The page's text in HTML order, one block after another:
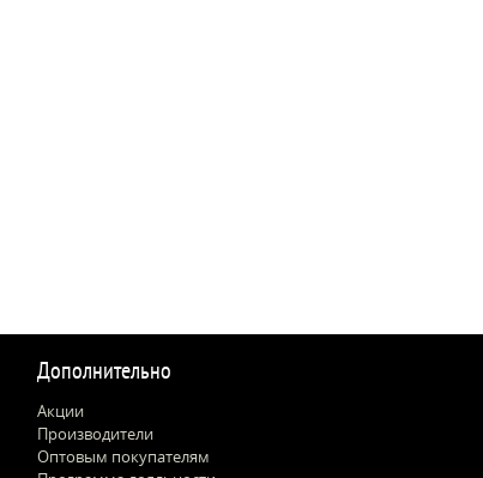
Дополнительно
Акции
Производители
Оптовым покупателям